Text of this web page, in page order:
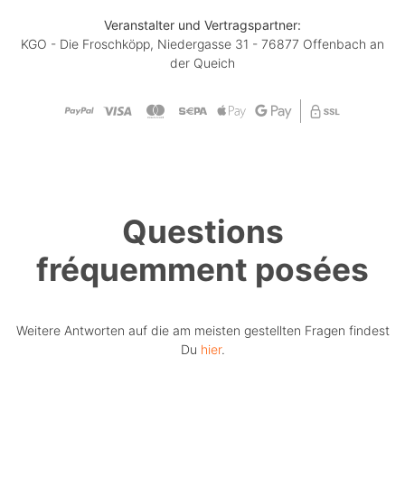
Veranstalter und Vertragspartner:
KGO - Die Froschköpp, Niedergasse 31 - 76877 Offenbach an
der Queich
Questions
fréquemment posées
Weitere Antworten auf die am meisten gestellten Fragen findest
Du hier.